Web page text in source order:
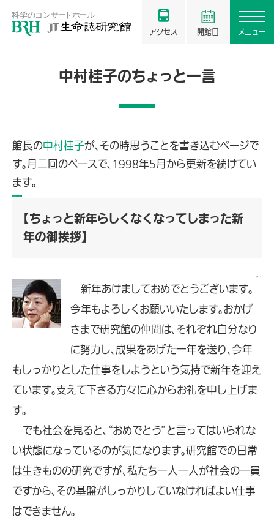
開館日 メニュー
アクセス
中村桂子のちょっと一言
館長の中村桂子が、その時思うことを書き込むページで
す。月二回のペースで、1998年5月から更新を続けてい
ます。
バックナンバー
【ちょっと新年らしくなくなってしまった新
年の御挨拶】
新年あけましておめでとうございます。
今年もよろしくお願いいたします。おかげ
さまで研究館の仲間は、それぞれ自分なり
に努力し、成果をあげた一年を送り、今年
もしっかりとした仕事をしようという気持で新年を迎え
ています。支えて下さる方々に心からお礼を申し上げま
す。
でも社会を見ると、“おめでとう”と言ってはいられな
い状態になっているのが気になります。研究館での日常
は生きものの研究ですが、私たち一人一人が社会の一員
ですから、その基盤がしっかりしていなければよい仕事
はできません。